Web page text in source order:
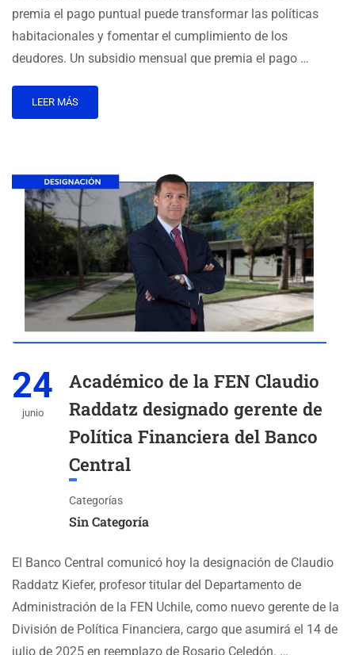
premia el pago puntual puede transformar las políticas
habitacionales y fomentar el cumplimiento de los
deudores. Un subsidio mensual que premia el pago …
LEER MÁS
24
junio
Académico de la FEN Claudio
Raddatz designado gerente de
Política Financiera del Banco
Central
Categorías
Sin Categoría
El Banco Central comunicó hoy la designación de Claudio
Raddatz Kiefer, profesor titular del Departamento de
Administración de la FEN Uchile, como nuevo gerente de la
División de Política Financiera, cargo que asumirá el 14 de
julio de 2025 en reemplazo de Rosario Celedón. …